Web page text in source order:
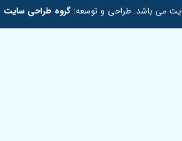
می باشد. طراحی و توسعه: گروه طراحی سایت